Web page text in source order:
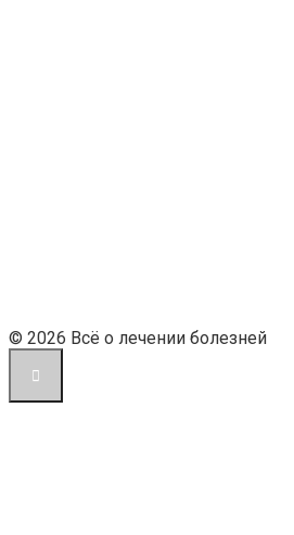
© 2026 Всё о лечении болезней